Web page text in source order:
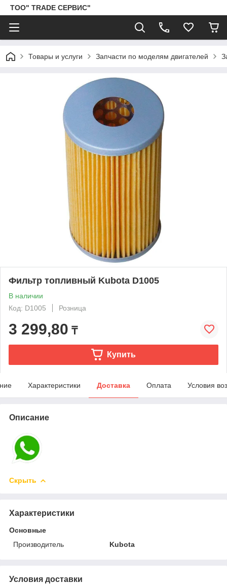
ТОО" TRADE СЕРВИС"
Товары и услуги Запчасти по моделям двигателей
Фильтр топливный Kubota D1005
В наличии
Код: D1005
Розница
3 299,80 ₸
Купить
Характеристики Доставка Оплата Условия
Описание
Скрыть
Характеристики
Основные
Производитель
Kubota
Условия доставки